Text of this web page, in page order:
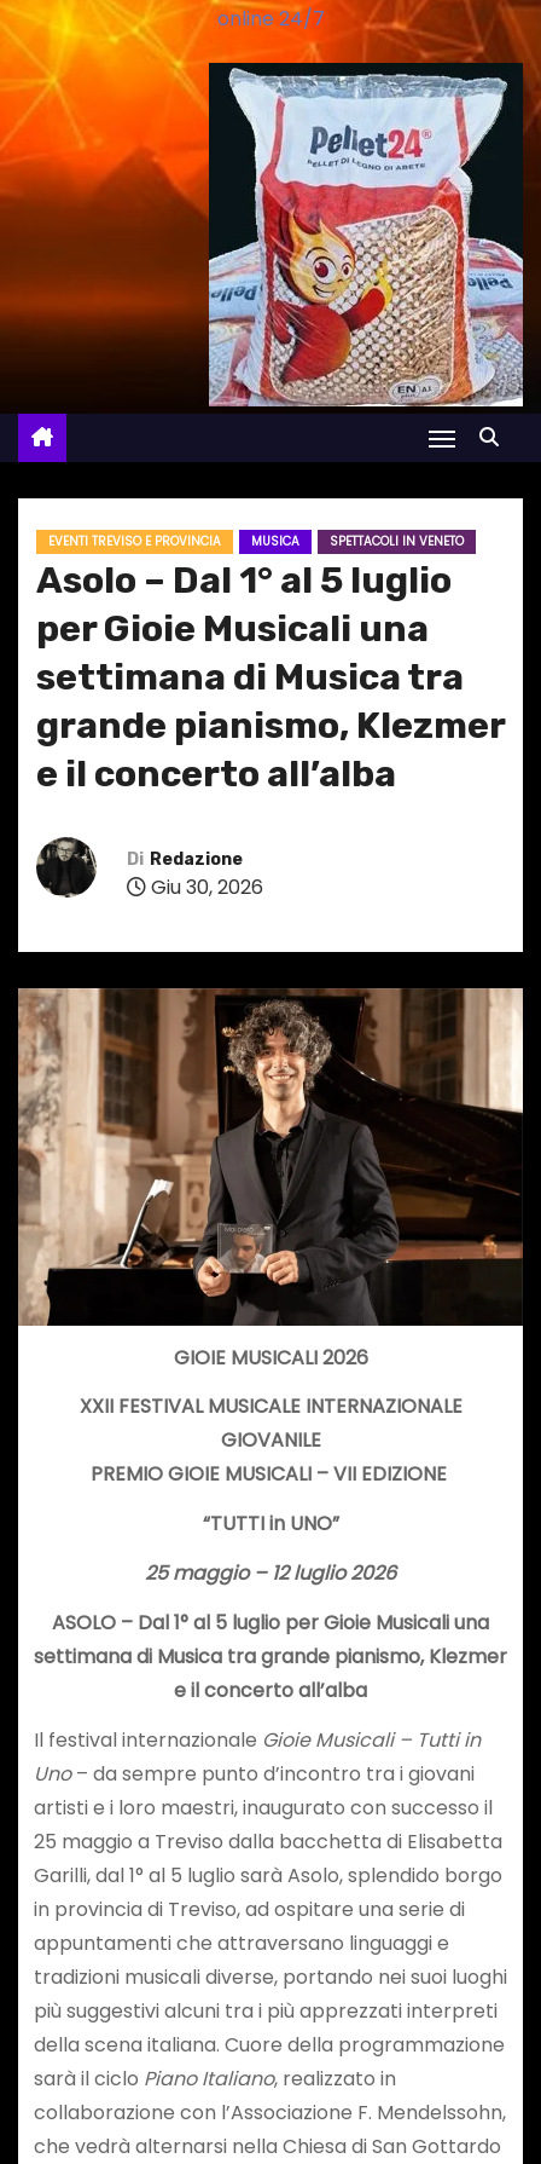
online 24/7
EVENTI TREVISO E PROVINCIA MUSICA SPETTACOLI IN VENETO
Asolo – Dal 1° al 5 luglio
per Gioie Musicali una
settimana di Musica tra
grande pianismo, Klezmer
e il concerto all’alba
Di Redazione
Giu 30, 2026
GIOIE MUSICALI 2026
XXII FESTIVAL MUSICALE INTERNAZIONALE
GIOVANILE
PREMIO GIOIE MUSICALI – VII EDIZIONE
“TUTTI in UNO”
25 maggio – 12 luglio 2026
ASOLO – Dal 1° al 5 luglio per Gioie Musicali una
settimana di Musica tra grande pianismo, Klezmer
e il concerto all’alba
Il festival internazionale Gioie Musicali – Tutti in
Uno– da sempre punto d’incontro tra i giovani
artisti e i loro maestri, inaugurato con successo il
25 maggio a Treviso dalla bacchetta di Elisabetta
Garilli, dal 1° al 5 luglio sarà Asolo, splendido borgo
in provincia di Treviso, ad ospitare una serie di
appuntamenti che attraversano linguaggi e
tradizioni musicali diverse, portando nei suoi luoghi
più suggestivi alcuni tra i più apprezzati interpreti
della scena italiana. Cuore della programmazione
sarà il ciclo Piano Italiano, realizzato in
collaborazione con l’Associazione F. Mendelssohn,
che vedrà alternarsi nella Chiesa di San Gottardo